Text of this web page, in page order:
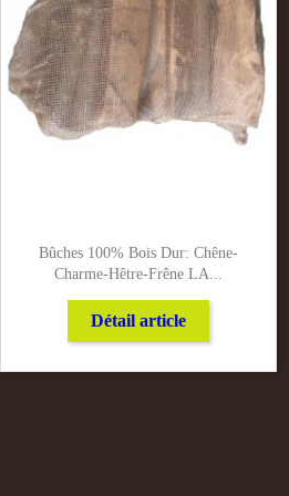
Bûches 100% Bois Dur: Chêne-
Charme-Hêtre-Frêne LA...
Détail article